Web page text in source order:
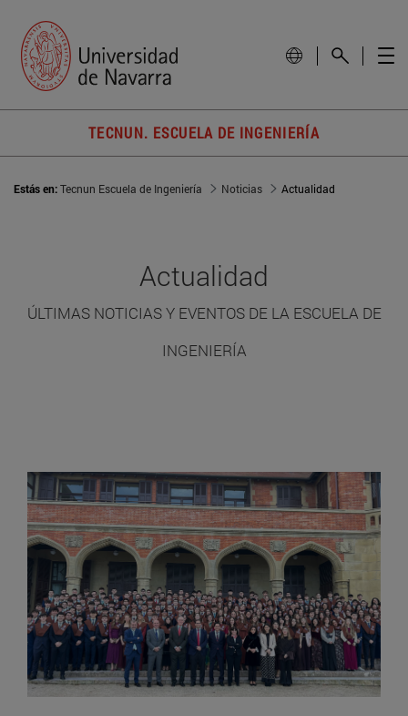
TECNUN. ESCUELA DE INGENIERÍA
Estás en:Tecnun Escuela de Ingeniería Noticias Actualidad
Actualidad
ÚLTIMAS NOTICIAS Y EVENTOS DE LA ESCUELA DE
INGENIERÍA